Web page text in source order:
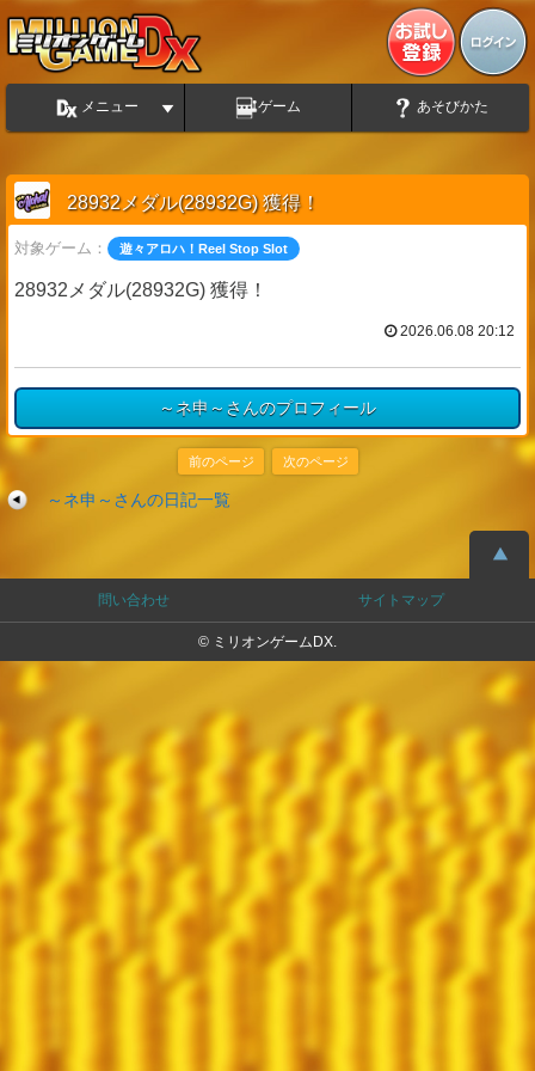
メニュー ゲーム あそびかた
28932メダル(28932G) 獲得！
対象ゲーム： 遊々アロハ！Reel Stop Slot
28932メダル(28932G) 獲得！
2026.06.08 20:12
～ネ申～さんのプロフィール
前のページ 次のページ
～ネ申～さんの日記一覧
問い合わせ サイトマップ
© ミリオンゲームDX.